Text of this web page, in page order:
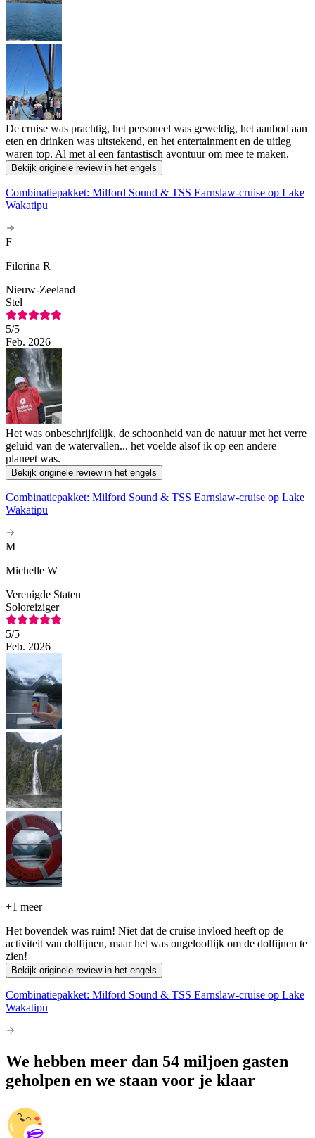
De cruise was prachtig, het personeel was geweldig, het aanbod aan
eten en drinken was uitstekend, en het entertainment en de uitleg
waren top. Al met al een fantastisch avontuur om mee te maken.
Bekijk originele review in het engels
Combinatiepakket: Milford Sound & TSS Earnslaw-cruise op Lake
Wakatipu
F
Filorina R
Nieuw-Zeeland
Stel
5/5
Feb. 2026
Het was onbeschrijfelijk, de schoonheid van de natuur met het verre
geluid van de watervallen... het voelde alsof ik op een andere
planeet was.
Bekijk originele review in het engels
Combinatiepakket: Milford Sound & TSS Earnslaw-cruise op Lake
Wakatipu
M
Michelle W
Verenigde Staten
Soloreiziger
5/5
Feb. 2026
+1 meer
Het bovendek was ruim! Niet dat de cruise invloed heeft op de
activiteit van dolfijnen, maar het was ongelooflijk om de dolfijnen te
zien!
Bekijk originele review in het engels
Combinatiepakket: Milford Sound & TSS Earnslaw-cruise op Lake
Wakatipu
We hebben meer dan 54 miljoen gasten
geholpen en we staan voor je klaar